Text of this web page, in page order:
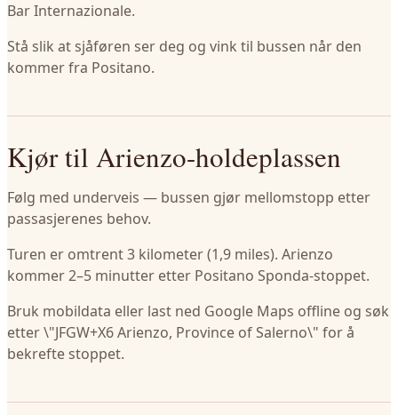
Bar Internazionale.
Stå slik at sjåføren ser deg og vink til bussen når den
kommer fra Positano.
Kjør til Arienzo-holdeplassen
Følg med underveis — bussen gjør mellomstopp etter
passasjerenes behov.
Turen er omtrent 3 kilometer (1,9 miles). Arienzo
kommer 2–5 minutter etter Positano Sponda-stoppet.
Bruk mobildata eller last ned Google Maps offline og søk
etter \"JFGW+X6 Arienzo, Province of Salerno\" for å
bekrefte stoppet.